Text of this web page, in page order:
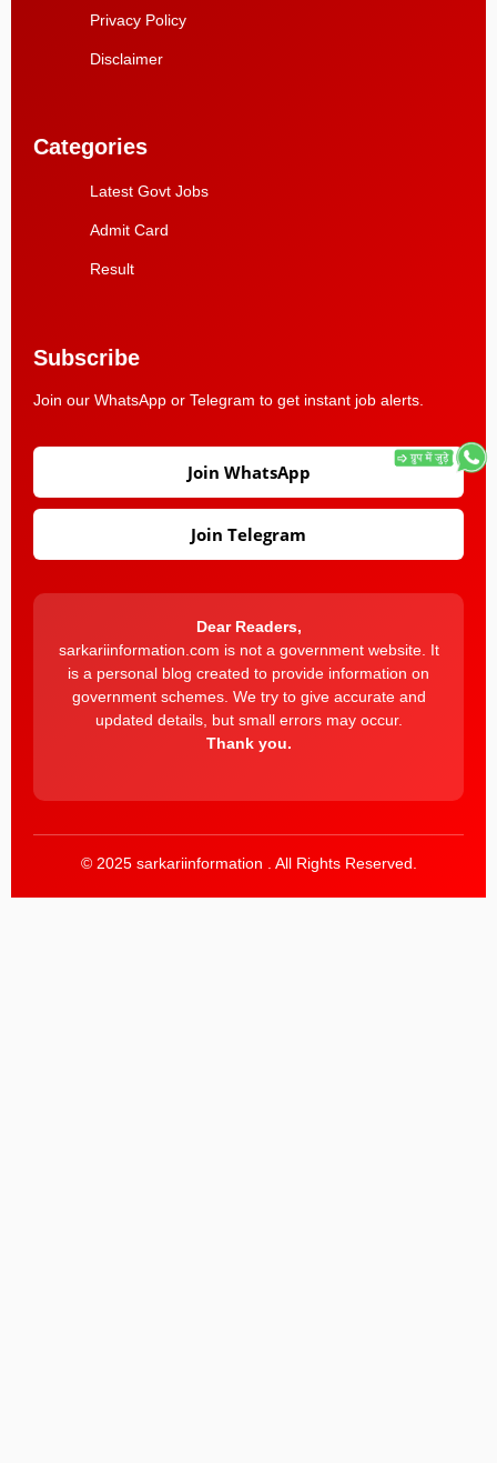
Privacy Policy
Disclaimer
Categories
Latest Govt Jobs
Admit Card
Result
Subscribe
Join our WhatsApp or Telegram to get instant job alerts.
Join WhatsApp
Join Telegram
Dear Readers,
sarkariinformation.com is not a government website. It
is a personal blog created to provide information on
government schemes. We try to give accurate and
updated details, but small errors may occur.
Thank you.
© 2025 sarkariinformation . All Rights Reserved.